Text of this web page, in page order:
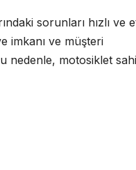
sorunları hızlı ve
imkanı ve müşteri
nedenle, motosiklet